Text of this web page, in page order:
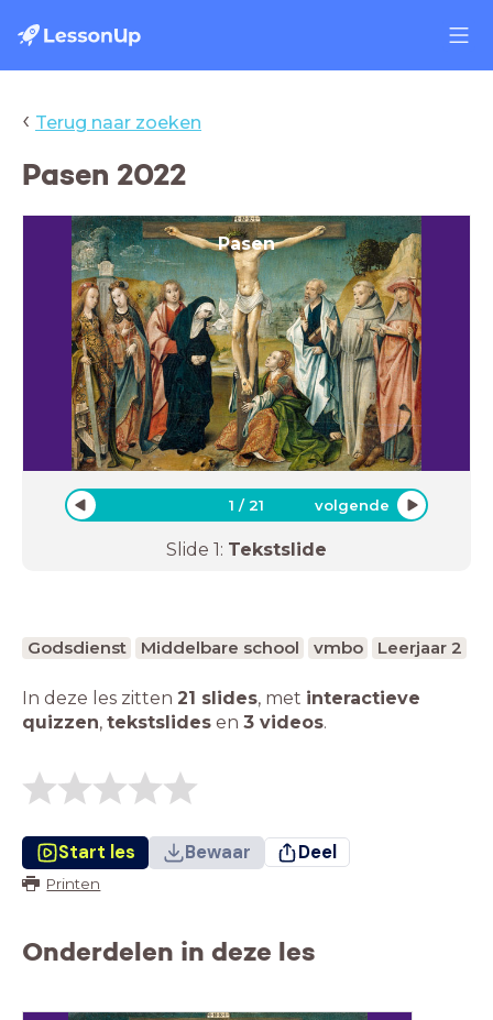
‹ Terug naar zoeken
Pasen 2022
Pasen
1 /21 volgende
Slide 1: Tekstslide
Godsdienst Middelbare school vmbo Leerjaar 2
In deze les zitten 21 slides, met interactieve
quizzen, tekstslides en 3 videos.
Start les Bewaar Deel
Printen
Onderdelen in deze les